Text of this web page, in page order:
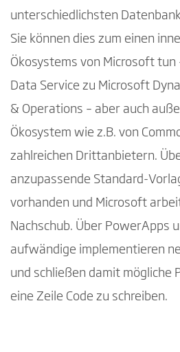
unterschiedlichsten
Sie können dies zum einen
Ökosystems von Microsoft tun
Data Service zu Microsoft
& Operations – aber auch
Ökosystem wie z.B. von
zahlreichen Drittanbietern.
anzupassende Standard-
vorhanden und Microsoft
Nachschub. Über PowerApps
aufwändige implementieren
und schließen damit mögliche
eine Zeile Code zu schreiben.